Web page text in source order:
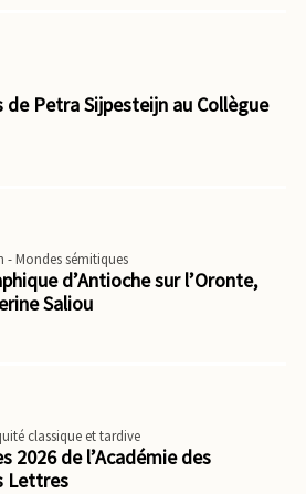
de Petra Sijpesteijn au Collègue
- Mondes sémitiques
d’Antioche sur l’Oronte,
Saliou
classique et tardive
2026 de l’Académie des
Lettres